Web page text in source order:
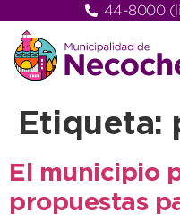
44-8000
Etiqueta:
El municipio
propuestas